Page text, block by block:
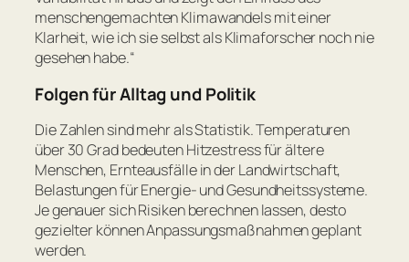
menschengemachten Klimawandels mit einer
Klarheit, wie ich sie selbst als Klimaforscher noch nie
gesehen habe.“
Folgen für Alltag und Politik
Die Zahlen sind mehr als Statistik. Temperaturen
über 30 Grad bedeuten Hitzestress für ältere
Menschen, Ernteausfälle in der Landwirtschaft,
Belastungen für Energie- und Gesundheitssysteme.
Je genauer sich Risiken berechnen lassen, desto
gezielter können Anpassungsmaßnahmen geplant
werden.